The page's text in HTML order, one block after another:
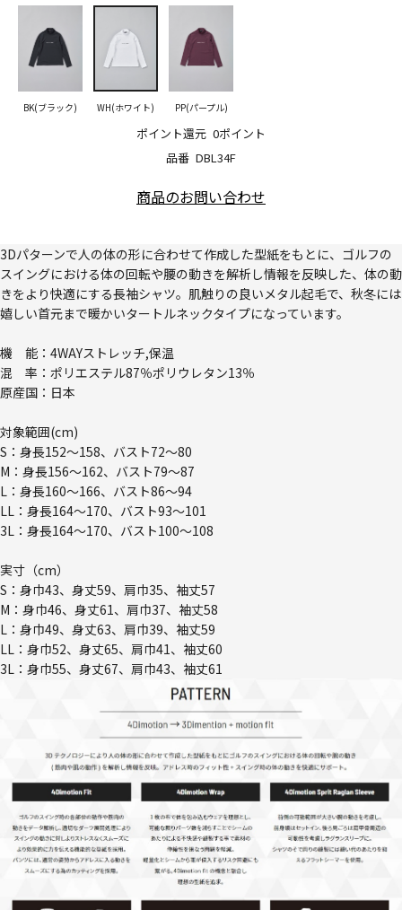
品番 DBL34F
ポイント還元 0ポイント
BK(ブラック) WH(ホワイト) PP(パープル)
商品のお問い合わせ
3Dパターンで人の体の形に合わせて作成した型紙をもとに、ゴルフの
スイングにおける体の回転や腰の動きを解析し情報を反映した、体の動
きをより快適にする長袖シャツ。肌触りの良いメタル起毛で、秋冬には
嬉しい首元まで暖かいタートルネックタイプになっています。
機 能：4WAYストレッチ,保温
混 率：ポリエステル87％ポリウレタン13％
原産国：日本
対象範囲(cm)
S：身長152～158、バスト72～80
M：身長156～162、バスト79～87
L：身長160～166、バスト86～94
LL：身長164～170、バスト93～101
3L：身長164～170、バスト100～108
実寸（cm）
S：身巾43、身丈59、肩巾35、袖丈57
M：身巾46、身丈61、肩巾37、袖丈58
L：身巾49、身丈63、肩巾39、袖丈59
LL：身巾52、身丈65、肩巾41、袖丈60
3L：身巾55、身丈67、肩巾43、袖丈61